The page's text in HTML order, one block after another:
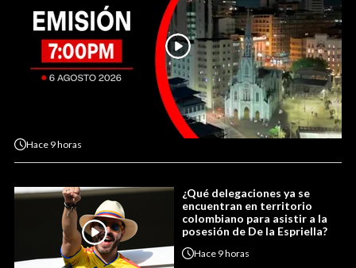
Hace 9 horas
¿Qué delegaciones ya se
encuentran en territorio
colombiano para asistir a la
posesión de De la Espriella?
Hace 9 horas